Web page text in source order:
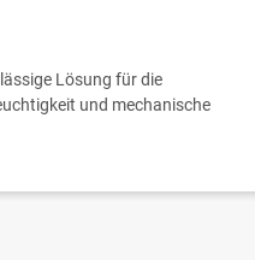
Lösung für die
und mechanische